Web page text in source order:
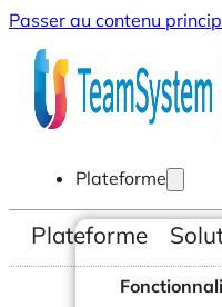
Passer au contenu
Plateforme
Plateforme